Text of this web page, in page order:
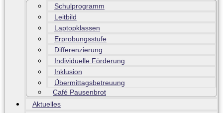
Schulprogramm
Leitbild
Laptopklassen
Erprobungsstufe
Differenzierung
Individuelle Förderung
Inklusion
Übermittagsbetreuung
Café Pausenbrot
Aktuelles